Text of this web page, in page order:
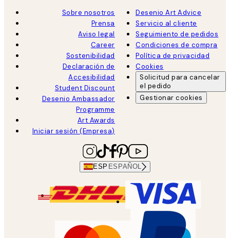
Sobre nosotros
Prensa
Aviso legal
Career
Sostenibilidad
Declaración de
Accesibilidad
Student Discount
Desenio Ambassador
Programme
Art Awards
Iniciar sesión (Empresa)
Desenio Art Advice
Servicio al cliente
Seguimiento de pedidos
Condiciones de compra
Política de privacidad
Cookies
Solicitud para cancelar
el pedido
Gestionar cookies
ESP ESPAÑOL